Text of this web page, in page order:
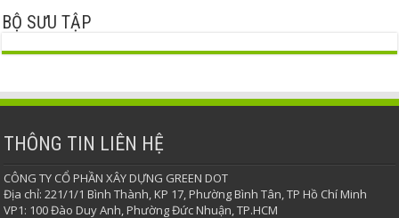
BỘ SƯU TẬP
THÔNG TIN LIÊN HỆ
CÔNG TY CỔ PHẦN XÂY DỰNG GREEN DOT
Địa chỉ: 221/1/1 Bình Thành, KP 17, Phường Bình Tân, TP Hồ Chí Minh
VP1: 100 Đào Duy Anh, Phường Đức Nhuận, TP.HCM